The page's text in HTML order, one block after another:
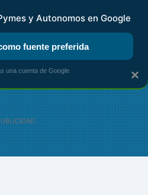
KIT DIGITAL RENTA
×
y Autonomos en Google
fuente preferida
una cuenta de Google